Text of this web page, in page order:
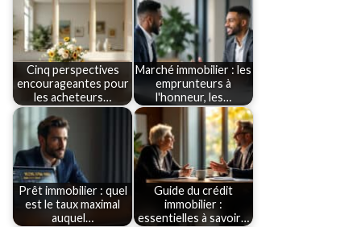
Cinq perspectives
encourageantes pour
les acheteurs…
Marché immobilier : les
emprunteurs à
l'honneur, les…
Prêt immobilier : quel
est le taux maximal
auquel…
Guide du crédit
immobilier :
essentielles à savoir…